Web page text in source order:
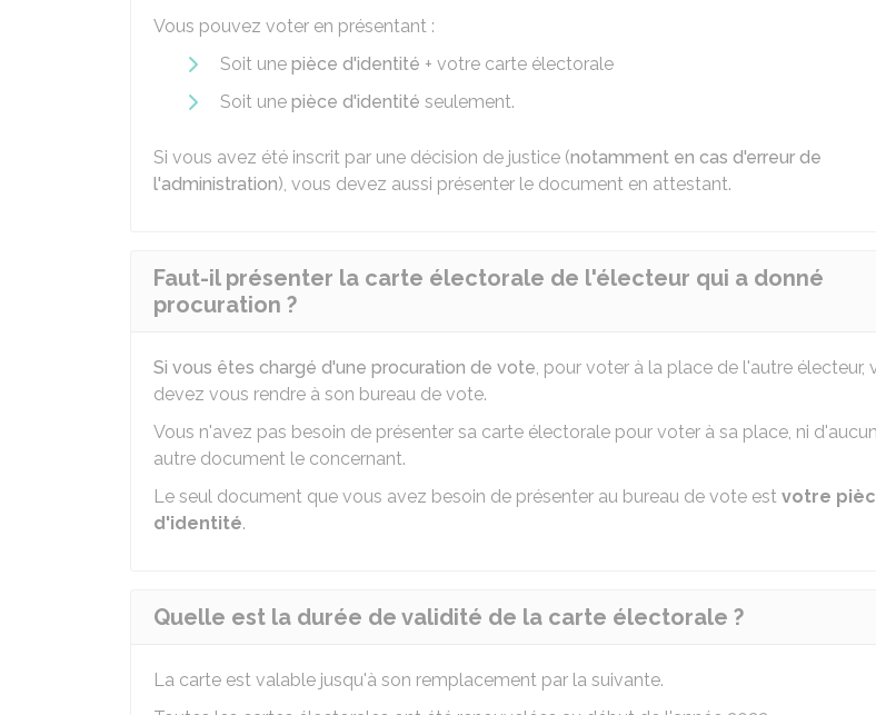
Vous pouvez voter en présentant :
Soit une pièce d'identité + votre carte électorale
Soit une pièce d'identité seulement.
Si vous avez été inscrit par une décision de justice (notamment en cas d'erreur de
l'administration), vous devez aussi présenter le document en attestant.
Faut-il présenter la carte électorale de l'électeur qui a donné
procuration ?
Si vous êtes chargé d'une procuration de vote, pour voter à la place de l'autre électeur,
devez vous rendre à son bureau de vote.
Vous n'avez pas besoin de présenter sa carte électorale pour voter à sa place, ni d'aucun
autre document le concernant.
Le seul document que vous avez besoin de présenter au bureau de vote est votre
d'identité.
Quelle est la durée de validité de la carte électorale ?
La carte est valable jusqu'à son remplacement par la suivante.